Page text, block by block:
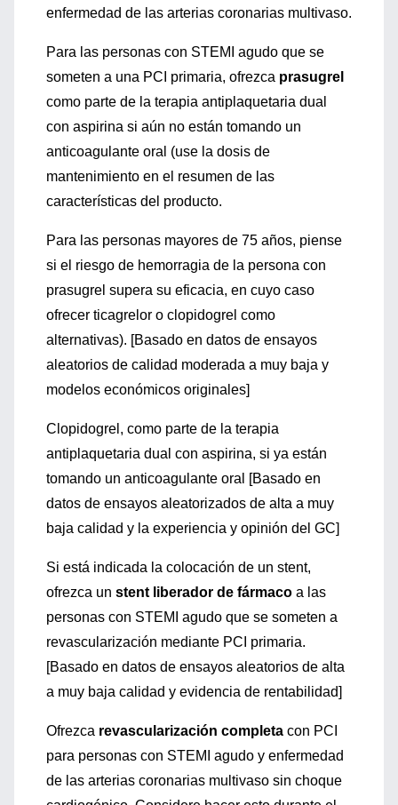
enfermedad de las arterias coronarias multivaso.
Para las personas con STEMI agudo que se
someten a una PCI primaria, ofrezca prasugrel
como parte de la terapia antiplaquetaria dual
con aspirina si aún no están tomando un
anticoagulante oral (use la dosis de
mantenimiento en el resumen de las
características del producto.
Para las personas mayores de 75 años, piense
si el riesgo de hemorragia de la persona con
prasugrel supera su eficacia, en cuyo caso
ofrecer ticagrelor o clopidogrel como
alternativas). [Basado en datos de ensayos
aleatorios de calidad moderada a muy baja y
modelos económicos originales]
Clopidogrel, como parte de la terapia
antiplaquetaria dual con aspirina, si ya están
tomando un anticoagulante oral [Basado en
datos de ensayos aleatorizados de alta a muy
baja calidad y la experiencia y opinión del GC]
Si está indicada la colocación de un stent,
ofrezca un stent liberador de fármaco a las
personas con STEMI agudo que se someten a
revascularización mediante PCI primaria.
[Basado en datos de ensayos aleatorios de alta
a muy baja calidad y evidencia de rentabilidad]
Ofrezca revascularización completa con PCI
para personas con STEMI agudo y enfermedad
de las arterias coronarias multivaso sin choque